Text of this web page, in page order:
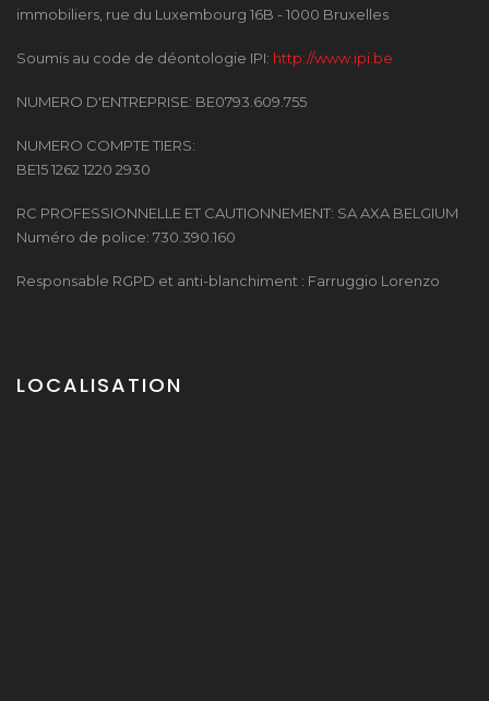
immobiliers, rue du Luxembourg 16B - 1000 Bruxelles
Soumis au code de déontologie IPI: http://www.ipi.be
NUMERO D'ENTREPRISE: BE0793.609.755
NUMERO COMPTE TIERS:
BE15 1262 1220 2930
RC PROFESSIONNELLE ET CAUTIONNEMENT: SA AXA BELGIUM
Numéro de police: 730.390.160
Responsable RGPD et anti-blanchiment : Farruggio Lorenzo
LOCALISATION